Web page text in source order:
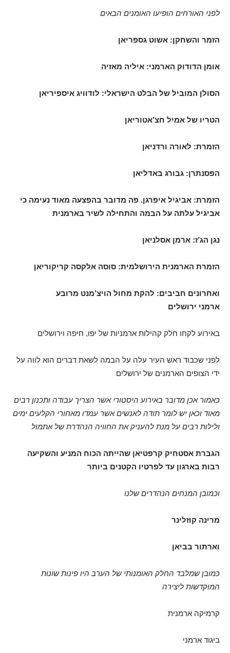
לפני האורחים הופיעו האומנים הבאים
הזמר והשחקן: אשוט גספריאן
אומן הדודוק הארמני: איליה מאזיה
הסולן המוביל של הבלט הישראלי: לודוויג איספיריאן
הטריו של אמיל חצ’אטוריאן
הזמרת: לאורה ורדניאן
הפסנתרן: גבורג באדליאן
הזמרת: אביגיל איפרגן. פה מדובר בהפצעה מאוד נעימה כי
אביגיל עלתה על הבמה והתחילה לשיר בארמנית
נגן הג’ז: ארמן אסלניאן
הזמרת הארמנית הירושלמית: סוסה אלקסה קריקוריאן
ואחרונים חביבים: להקת מחול הויצ’מנט מרובע
ארמני ירושלים
באירוע לקחו חלק קהילות ארמניות של יפו, חיפה וירושלים
לפני שכבוד ראש העיר עלה על הבמה לשאת דברים הוא לווה על
ידי הצופים הארמנים של ירושלים
כאמור אכן מדובר באירוע היסטורי אשר הצריך עבודה ותכנון רבים
מאוד וכאן יש לומר תודה לאנשים אשר עמדו מאחורי הקלעים ימים
ולילות רבים על מנת להעניק את החוויה הנהדרת של אתמול
הגברת אסטחיק קרפטיאן שהייתה הכוח המניע והשקיעה
רבות בארגון עד לפרטיו הקטנים ביותר
וכמובן המנחים הנהדרים שלנו
מרינה קוזלינר
וארתור בביאן
כמובן שמלבד החלק האומנותי של הערב היו פינות שונות
המוקדשות ליצירה
קרמיקה ארמנית
ביגוד ארמני